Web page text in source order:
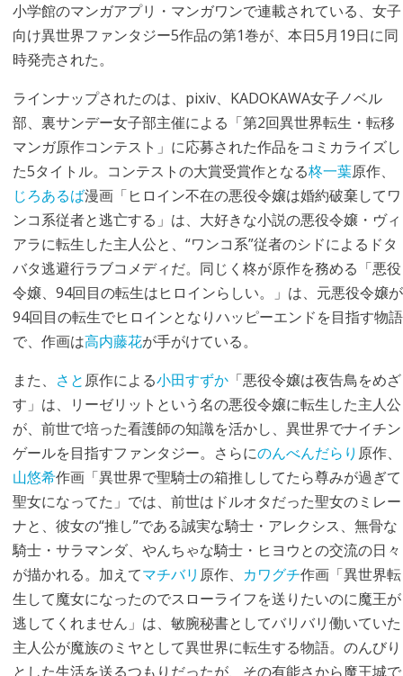
小学館のマンガアプリ・マンガワンで連載されている、女子
向け異世界ファンタジー5作品の第1巻が、本日5月19日に同
時発売された。
ラインナップされたのは、pixiv、KADOKAWA女子ノベル
部、裏サンデー女子部主催による「第2回異世界転生・転移
マンガ原作コンテスト」に応募された作品をコミカライズし
た5タイトル。コンテストの大賞受賞作となる柊一葉原作、
じろあるば漫画「ヒロイン不在の悪役令嬢は婚約破棄してワ
ンコ系従者と逃亡する」は、大好きな小説の悪役令嬢・ヴィ
アラに転生した主人公と、“ワンコ系”従者のシドによるドタ
バタ逃避行ラブコメディだ。同じく柊が原作を務める「悪役
令嬢、94回目の転生はヒロインらしい。」は、元悪役令嬢が
94回目の転生でヒロインとなりハッピーエンドを目指す物語
で、作画は高内藤花が手がけている。
また、 さと原作による小田すずか「悪役令嬢は夜告鳥をめざ
す」は、リーゼリットという名の悪役令嬢に転生した主人公
が、前世で培った看護師の知識を活かし、異世界でナイチン
ゲールを目指すファンタジー。さらにのんべんだらり 原作、
山悠希作画「異世界で聖騎士の箱推ししてたら尊みが過ぎて
聖女になってた」では、前世はドルオタだった聖女のミレー
ナと、彼女の“推し”である誠実な騎士・アレクシス、無骨な
騎士・サラマンダ、やんちゃな騎士・ヒヨウとの交流の日々
が描かれる。加えてマチバリ 原作、 カワグチ作画「異世界転
生して魔女になったのでスローライフを送りたいのに魔王が
逃してくれません」は、敏腕秘書としてバリバリ働いていた
主人公が魔族のミヤとして異世界に転生する物語。のんびり
とした生活を送るつもりだったが、その有能さから魔王城で